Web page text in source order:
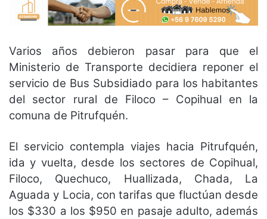
Varios años debieron pasar para que el
Ministerio de Transporte decidiera reponer el
servicio de Bus Subsidiado para los habitantes
del sector rural de Filoco – Copihual en la
comuna de Pitrufquén.
El servicio contempla viajes hacia Pitrufquén,
ida y vuelta, desde los sectores de Copihual,
Filoco, Quechuco, Huallizada, Chada, La
Aguada y Locia, con tarifas que fluctúan desde
los $330 a los $950 en pasaje adulto, además